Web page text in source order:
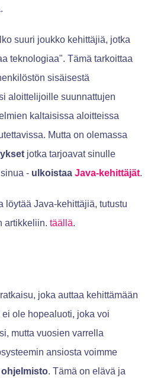
suuri joukko kehittäjiä, jotka
teknologiaa". Tämä tarkoittaa
sisäisestä
aloittelijoille suunnattujen
kaltaisissa aloitteissa
Mutta on olemassa
jotka tarjoavat sinulle
- ulkoistaa Java-kehittäjät.
löytää Java-kehittäjiä, tutustu
artikkeliin. täällä.
joka auttaa kehittämään
ole hopealuoti, joka voi
mutta vuosien varrella
ansiosta voimme
. Tämä on elävä ja